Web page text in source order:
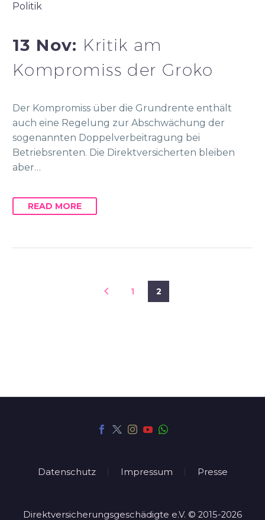
Politik
13 Nov: Kritik am
Kompromiss der Groko
Der Kompromiss über die Grundrente enthält
auch eine Regelung zur Abschwächung der
sogenannten Doppelverbeitragung bei
Betriebsrenten. Die Direktversicherten bleiben
aber…
READ MORE
1 2
Datenschutz Impressum Presse
Direktversicherungsgeschädigte e.V. © 2015-2026